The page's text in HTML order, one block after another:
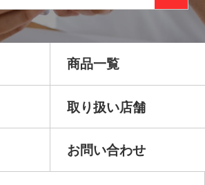
商品一覧
取り扱い店舗
お問い合わせ